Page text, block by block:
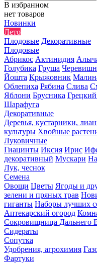
В избранном
нет товаров
Новинки
Лето
Плодовые Декоративные
Плодовые
Абрикос Актинидия
Голубика Груша
Йошта Крыжовник
Облепиха Рябина Слива
Яблони Брусника
Шарафуга
Декоративные
Деревья, кустарники,
культуры Хвойные
Луковичные
Гиацинты Иксия Ирис
декоративный Мускари
Лук, чеснок
Семена
Овощи Цветы Ягоды и
зелени и пряных трав
гиганты Наборы лучших
Аптекарский огород
Сокровищница Дальнего
Сидераты
Сопутка
Удобрения, агрохимия
Фартуки